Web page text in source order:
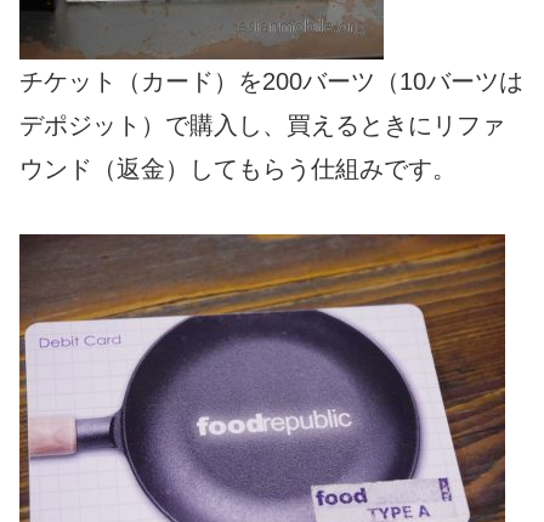
チケット（カード）を200バーツ（10バーツは
デポジット）で購入し、買えるときにリファ
ウンド（返金）してもらう仕組みです。